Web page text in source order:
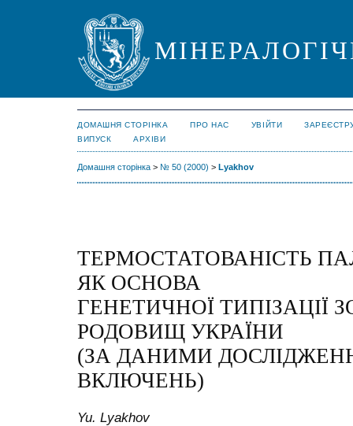
ДОМАШНЯ СТОРІНКА ПРО НАС УВІЙТИ
ВИПУСК
АРХІВИ
Домашня сторінка > № 50 (2000) > Lyakhov
ТЕРМОСТАТОВАНІСТЬ
ЯК ОСНОВА
ГЕНЕТИЧНОЇ ТИПІЗАЦІЇ
РОДОВИЩ УКРАЇНИ
(ЗА ДАНИМИ
ВКЛЮЧЕНЬ)
Yu. Lyakhov